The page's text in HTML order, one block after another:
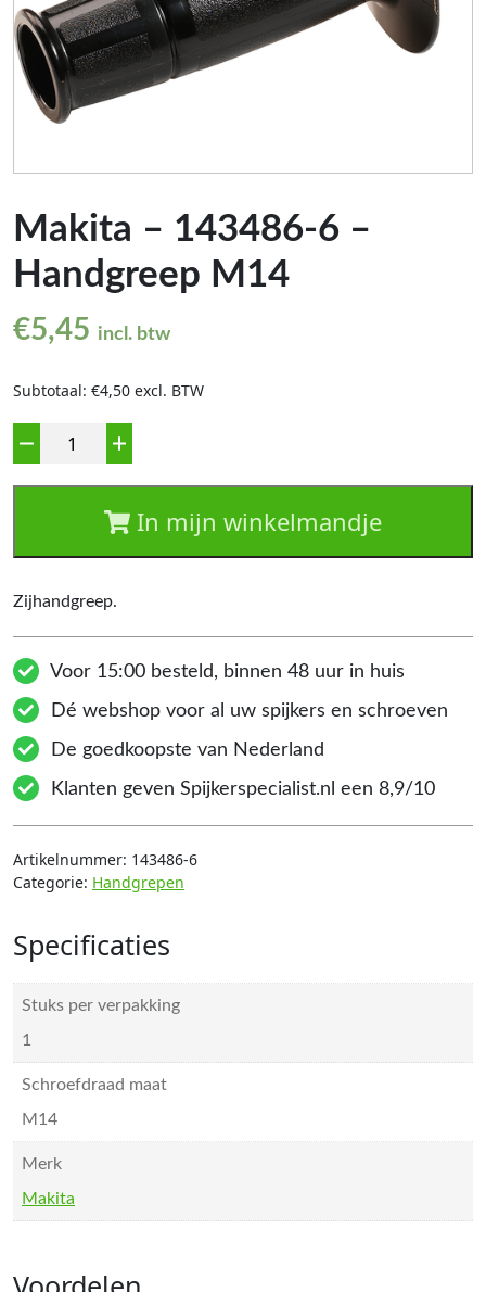
Makita – 143486-6 –
Handgreep M14
€5,45 incl. btw
Subtotaal: €4,50 excl. BTW
Aantal
In mijn winkelmandje
Zijhandgreep.
Voor 15:00 besteld, binnen 48 uur in huis
Dé webshop voor al uw spijkers en schroeven
De goedkoopste van Nederland
Klanten geven Spijkerspecialist.nl een 8,9/10
Artikelnummer: 143486-6
Categorie: Handgrepen
Specificaties
Stuks per verpakking
1
Schroefdraad maat
M14
Merk
Makita